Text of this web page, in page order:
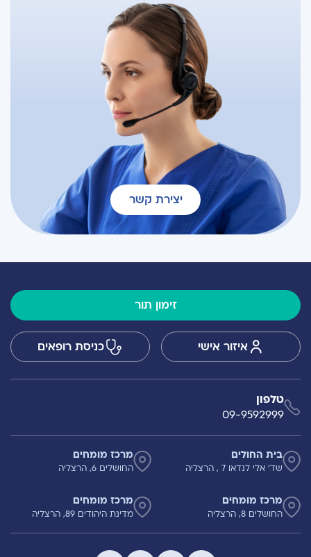
יצירת קשר
זימון תור
איזור אישי כניסת רופאים
טלפון
09-9592999
בית החולים
שד' אלי לנדאו 7 , הרצליה
מרכז מומחים
החושלים 6, הרצליה
מרכז מומחים
החושלים 8, הרצליה
מרכז מומחים
מדינת היהודים 89, הרצליה